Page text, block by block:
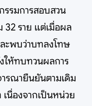
รมการสอบสวน
32 ราย แต่เมื่อผล
ะพบว่าบทลงโทษ
ให้ทบทวนผลการ
รณายืนยันตามเดิม
เนื่องจากเป็นหน่วย